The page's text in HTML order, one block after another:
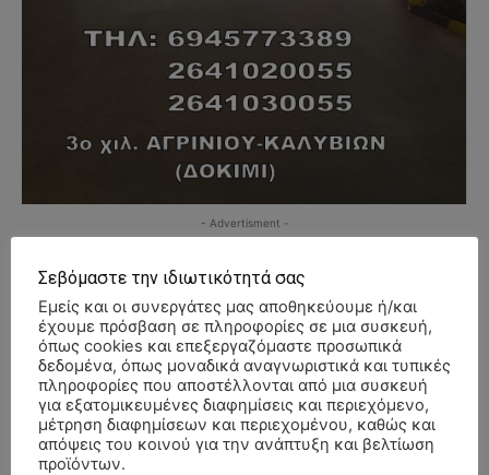
- Advertisment -
Σεβόμαστε την ιδιωτικότητά σας
Εμείς και οι συνεργάτες μας αποθηκεύουμε ή/και
έχουμε πρόσβαση σε πληροφορίες σε μια συσκευή,
όπως cookies και επεξεργαζόμαστε προσωπικά
δεδομένα, όπως μοναδικά αναγνωριστικά και τυπικές
πληροφορίες που αποστέλλονται από μια συσκευή
για εξατομικευμένες διαφημίσεις και περιεχόμενο,
μέτρηση διαφημίσεων και περιεχομένου, καθώς και
απόψεις του κοινού για την ανάπτυξη και βελτίωση
προϊόντων.